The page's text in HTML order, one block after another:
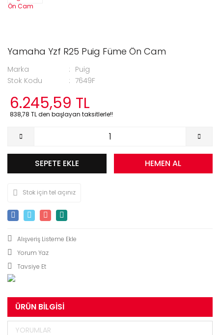
Yamaha Yzf R25 Puig Füme Ön Cam
Marka
Puig
Stok Kodu
7649F
6.245,59 TL
838,78 TL den başlayan taksitlerle!!
SEPETE EKLE HEMEN AL
Stok için tel açınız
Yorum Yaz
Tavsiye Et
ÜRÜN BILGISI
YORUMLAR